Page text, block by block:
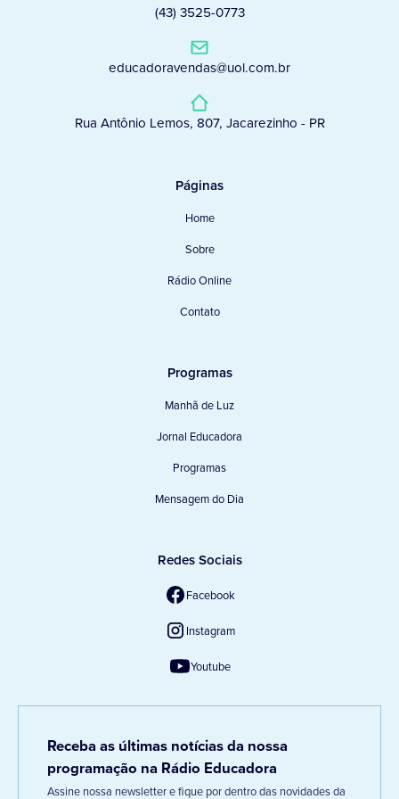
(43) 3525-0773
educadoravendas@uol.com.br
Rua Antônio Lemos, 807, Jacarezinho - PR
Páginas
Home
Sobre
Rádio Online
Contato
Programas
Manhã de Luz
Jornal Educadora
Programas
Mensagem do Dia
Redes Sociais
Facebook
Instagram
Youtube
Receba as últimas notícias da nossa
programação na Rádio Educadora
Assine nossa newsletter e fique por dentro das novidades da